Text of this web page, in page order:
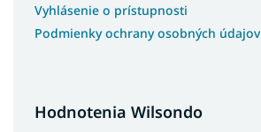
Vyhlásenie o prístupnosti
Podmienky ochrany osobných údajov
Hodnotenia Wilsondo